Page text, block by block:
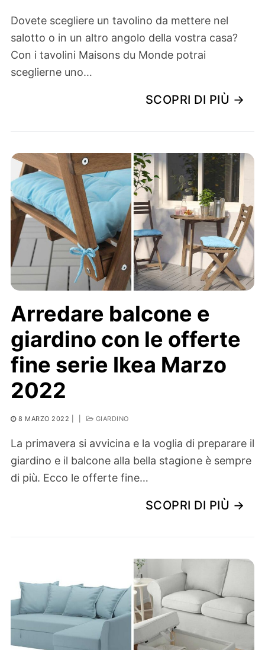
Dovete scegliere un tavolino da mettere nel
salotto o in un altro angolo della vostra casa?
Con i tavolini Maisons du Monde potrai
sceglierne uno…
SCOPRI DI PIÙ →
Arredare balcone e
giardino con le offerte
fine serie Ikea Marzo
2022
8 MARZO 2022 GIARDINO
La primavera si avvicina e la voglia di preparare il
giardino e il balcone alla bella stagione è sempre
di più. Ecco le offerte fine…
SCOPRI DI PIÙ →